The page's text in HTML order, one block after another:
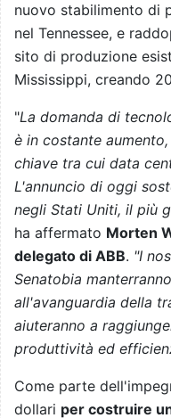
nuovo stabilimento di
nel Tennessee, e
sito di produzione
Mississippi, creando
"La domanda di
è in costante
chiave tra cui data
L'annuncio di oggi
negli Stati Uniti, il più
ha affermato Morten
delegato di ABB. "I
Senatobia
all'avanguardia della
aiuteranno a
produttività ed
Come parte
dollari per costruire